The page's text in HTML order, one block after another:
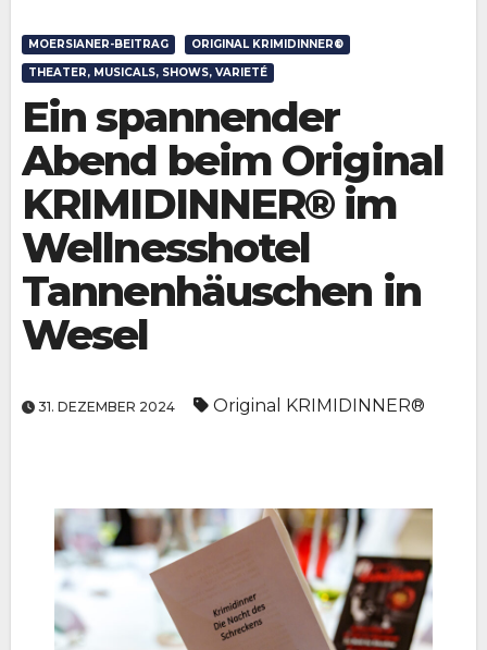
MOERSIANER-BEITRAG
ORIGINAL KRIMIDINNER®
THEATER, MUSICALS, SHOWS, VARIETÉ
Ein spannender
Abend beim Original
KRIMIDINNER® im
Wellnesshotel
Tannenhäuschen in
Wesel
31. DEZEMBER 2024 Original KRIMIDINNER®